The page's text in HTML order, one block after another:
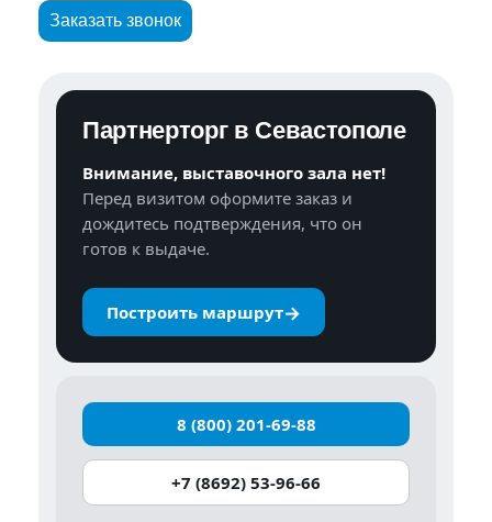
Заказать звонок
Партнерторг в Севастополе
Внимание, выставочного зала нет!
Перед визитом оформите заказ и
дождитесь подтверждения, что он
готов к выдаче.
Построить маршрут→
8 (800) 201-69-88
+7 (8692) 53-96-66